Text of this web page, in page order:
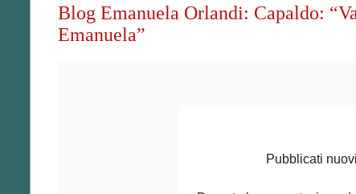
Blog Emanuela Orlandi: Capaldo:
Emanuela”
Pubblicati